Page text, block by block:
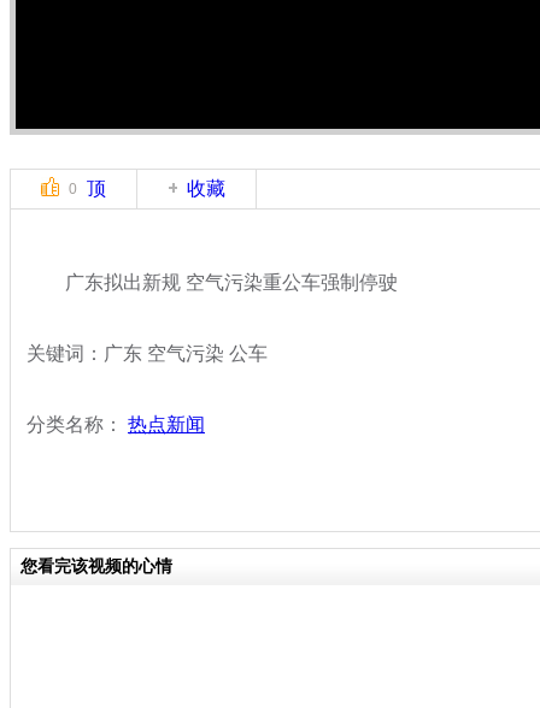
0 顶 收藏
广东拟出新规 空气污染重公车强制停驶
关键词：广东 空气污染 公车
分类名称： 热点新闻
您看完该视频的心情